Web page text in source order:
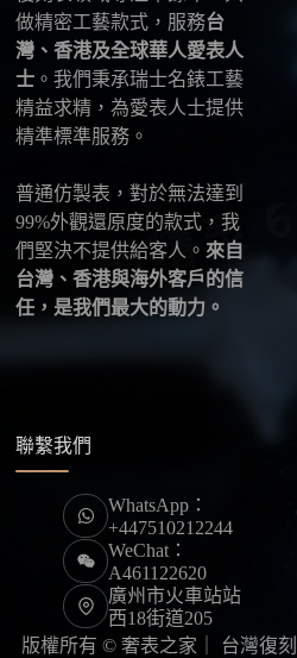
外地區，運費會依照目的地與
服在出貨前會跟您確認清楚。
最後：喜歡就別拖太久
限，早一步確認，就能
做精密工藝款式，服務台
灣、香港及全球華人愛表人
士 。我們秉承瑞士名錶工藝
精益求精，為愛表人士提供
精準標準服務。
普通仿製表，對於無法達到
99%外觀還原度的款式，我
們堅決不提供給客人。 來自
台灣、香港與海外客戶的信
任，是我們最大的動力。
聯繫我們
WhatsApp：
+447510212244
WeChat：
A461122620
廣州市火車站站
西18街道205
版權所有 © 奢表之家｜ 台灣復